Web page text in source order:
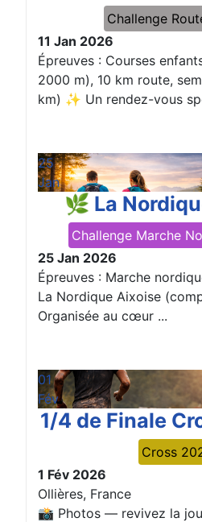
Challenge
11 Jan 2026
Épreuves : Courses
2000 m), 10 km route,
km) ✨ Un rendez-vous
25
Jan
🌿 La
Challenge Marche
25 Jan 2026
Épreuves : Marche
La Nordique Aixoise
Organisée au cœur ...
01
Fév
1/4 de Finale
Cross
1 Fév 2026
Ollières, France
📸 Photos — revivez la